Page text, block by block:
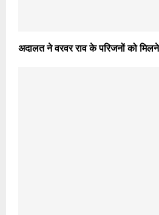
अदालत ने वरवर राव के परिजनों को